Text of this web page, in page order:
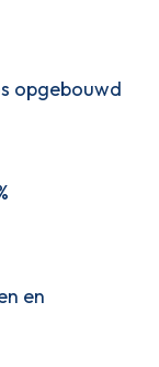
opgebouwd
en